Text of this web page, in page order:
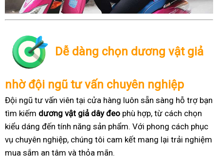
Dễ dàng chọn dương vật giả
nhờ đội ngũ tư vấn chuyên nghiệp
Đội ngũ tư vấn viên tại cửa hàng luôn sẵn sàng hỗ trợ bạn
tìm kiếm dương vật giả dây đeo phù hợp, từ cách chọn
kiểu dáng đến tính năng sản phẩm. Với phong cách phục
vụ chuyên nghiệp, chúng tôi cam kết mang lại trải nghiệm
mua sắm an tâm và thỏa mãn.